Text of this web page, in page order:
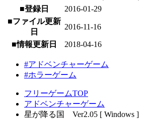
■登録日
2016-01-29
■ファイル更新
日
2016-11-16
■情報更新日 2018-04-16
#アドベンチャーゲーム
#ホラーゲーム
フリーゲームTOP
アドベンチャーゲーム
星が降る国 Ver2.05 [ Windows ]